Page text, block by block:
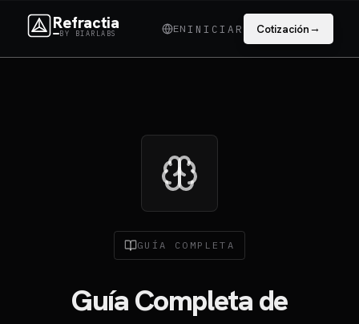
Refractia
BY BIARLABS ENINICIAR Cotización→
GUÍA COMPLETA
Guía Completa de